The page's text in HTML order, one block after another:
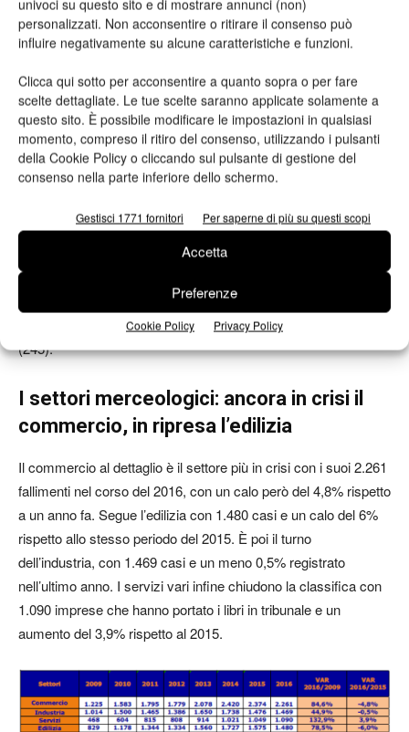
univoci su questo sito e di mostrare annunci (non)
personalizzati. Non acconsentire o ritirare il consenso può
influire negativamente su alcune caratteristiche e funzioni.
Clicca qui sotto per acconsentire a quanto sopra o per fare
scelte dettagliate. Le tue scelte saranno applicate solamente a
questo sito. È possibile modificare le impostazioni in qualsiasi
momento, compreso il ritiro del consenso, utilizzando i pulsanti
della Cookie Policy o cliccando sul pulsante di gestione del
consenso nella parte inferiore dello schermo.
Gestisci 1771 fornitori Per saperne di più su questi scopi
Accetta
Preferenze
Cookie Policy Privacy Policy
strettamente correlata alla densità di imprese attive nelle
diverse aree del Paese.
La Lombardia , con una incidenza sul totale Italia del
20,2%,si conferma la regione d’Italiaconil maggior
numero di fallimenticon 1.480 casi nel corso del 2016. Dal
2009 a oggi si contano 20.883 imprese lombarde fallite.
chiuse nel 2016 e un’incidenza sul totale Italia dell’11,8%.
Segue il Veneto con 640 casi e relativa incidenza del 8,7%. A
seguire, per completare le prime dieci posizioni, la Campania
con 636 fallimenti, la Toscana (592), l’Emilia Romagna (529), il
Piemonte (491), la Sicilia (464), la Puglia (354) e le Marche
(245).
I settori merceologici: ancora in crisi il
commercio, in ripresa l’edilizia
Il commercio al dettaglio è il settore più in crisi con i suoi 2.261
fallimenti nel corso del 2016, con un calo però del 4,8% rispetto
a un anno fa. Segue l’edilizia con 1.480 casi e un calo del 6%
rispetto allo stesso periodo del 2015. È poi il turno
dell’industria, con 1.469 casi e un meno 0,5% registrato
nell’ultimo anno. I servizi vari infine chiudono la classifica con
1.090 imprese che hanno portato i libri in tribunale e un
aumento del 3,9% rispetto al 2015.